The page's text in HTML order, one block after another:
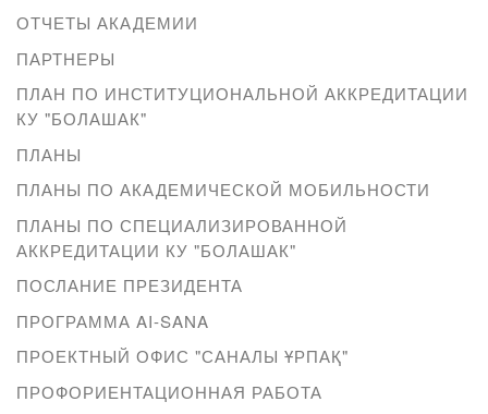
ОТЧЕТЫ АКАДЕМИИ
ПАРТНЕРЫ
ПЛАН ПО ИНСТИТУЦИОНАЛЬНОЙ АККРЕДИТАЦИИ
КУ "БОЛАШАК"
ПЛАНЫ
ПЛАНЫ ПО АКАДЕМИЧЕСКОЙ МОБИЛЬНОСТИ
ПЛАНЫ ПО СПЕЦИАЛИЗИРОВАННОЙ
АККРЕДИТАЦИИ КУ "БОЛАШАК"
ПОСЛАНИЕ ПРЕЗИДЕНТА
ПРОГРАММА AI-SANA
ПРОЕКТНЫЙ ОФИС "САНАЛЫ ҰРПАҚ"
ПРОФОРИЕНТАЦИОННАЯ РАБОТА